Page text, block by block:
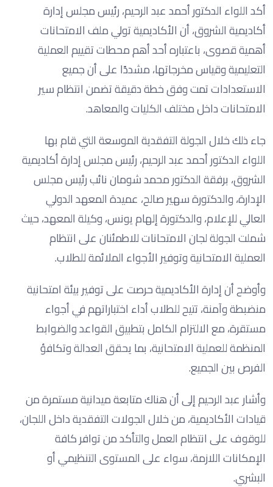
أكد اللواء الدكتور أحمد عبد الرحيم، رئيس مجلس إدارة
أكاديمية الشروق، أن الأكاديمية تولي ملف الامتحانات
أهمية قصوى، باعتباره أحد أهم محطات تقييم العملية
التعليمية وقياس مخرجاتها، مشددًا على أن جميع
الاستعدادات تمت وفق خطة دقيقة تضمن انتظام سير
الامتحانات داخل مختلف الكليات والمعاهد.
جاء ذلك خلال الجولة التفقدية الموسعة التي قام بها
اللواء الدكتور أحمد عبد الرحيم، رئيس مجلس إدارة أكاديمية
الشروق، برفقة الدكتور محمد شومان نائب رئيس مجلس
الإدارة، والدكتورة سهير صالح، عميدة المعهد الدولي
العالي للإعلام، والدكتورة إلهام يونس، وكيلة المعهد، حيث
شملت الجولة لجان الامتحانات للاطمئنان على انتظام
العملية الامتحانية وتوفير الأجواء الملائمة للطلاب.
وأوضح أن إدارة الأكاديمية حرصت على توفير بيئة امتحانية
منضبطة وآمنة، تتيح للطلاب أداء اختباراتهم في أجواء
مستقرة، مع الالتزام الكامل بتطبيق القواعد والضوابط
المنظمة للعملية الامتحانية، بما يحقق العدالة وتكافؤ
الفرص بين الجميع.
وأشار عبد الرحيم إلى أن هناك متابعة ميدانية مستمرة من
قيادات الأكاديمية، من خلال الجولات التفقدية داخل اللجان،
للوقوف على انتظام العمل والتأكد من توافر كافة
الإمكانات اللازمة، سواء على المستوى التنظيمي أو
البشري.